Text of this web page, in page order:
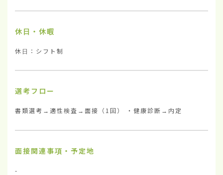
休日・休暇
休日：シフト制
選考フロー
書類選考→適性検査→面接（1回） ・健康診断→内定
面接関連事項・予定地
-